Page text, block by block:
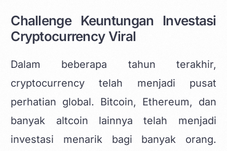
Challenge Keuntungan Investasi
Cryptocurrency Viral
Dalam beberapa tahun terakhir,
cryptocurrencytelah menjadi pusat
perhatian global. Bitcoin, Ethereum, dan
banyak altcoin lainnya telah menjadi
investasi menarik bagi banyak orang.